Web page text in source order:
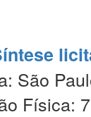
São
Física: